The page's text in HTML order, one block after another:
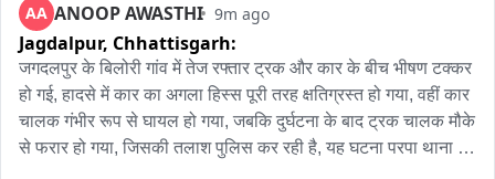
पुलिस और फॉरेंसिक टीम मौके पर पहुंची और साक्ष्य जुटाए।
परिजनों के अनुसार किशोर पिछले कुछ दिनों से मानसिक तनाव में था।
परिवार ने उससे कई बार वजह जानने की कोशिश की, लेकिन उसने कुछ नहीं
बताया। पुलिस ने शव को कब्जे में लेकर पंचनामा भरने के बाद पोस्टमार्टम के
लिए भेज दिया है।
AA ANOOP AWASTHI 9m ago
Jagdalpur, Chhattisgarh:
जगदलपुर के बिलोरी गांव में तेज रफ्तार ट्रक और कार के बीच भीषण टक्कर
हो गई, हादसे में कार का अगला हिस्स पूरी तरह क्षतिग्रस्त हो गया, वहीं कार
चालक गंभीर रूप से घायल हो गया, जबकि दुर्घटना के बाद ट्रक चालक मौके
से फरार हो गया, जिसकी तलाश पुलिस कर रही है, यह घटना परपा थाना